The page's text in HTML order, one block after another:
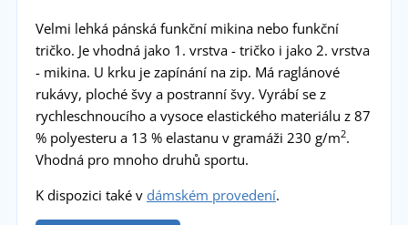
Velmi lehká pánská funkční mikina nebo funkční
tričko. Je vhodná jako 1. vrstva - tričko i jako 2. vrstva
- mikina. U krku je zapínání na zip. Má raglánové
rukávy, ploché švy a postranní švy. Vyrábí se z
rychleschnoucího a vysoce elastického materiálu z 87
% polyesteru a 13 % elastanu v gramáži 230 g/m2.
Vhodná pro mnoho druhů sportu.
K dispozici také v dámském provedení.